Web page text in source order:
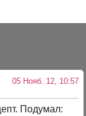
05 Нояб. 12, 10:57
Подумал: